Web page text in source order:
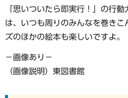
「思いついたら即実行！」の行
は、いつも周りのみんなを巻きこ
ズのほかの絵本も楽しいですよ。
−画像あり−
（画像説明）東図書館